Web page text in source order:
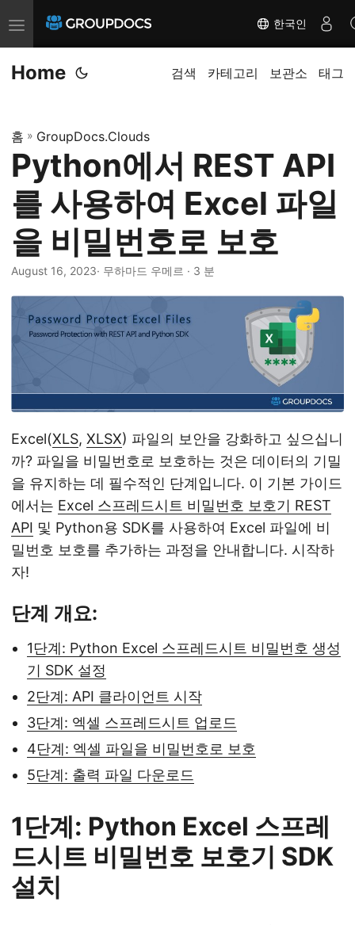
T
o
g
e
n
v
i
g
a
t
한국인
Home 검색 카테고리 보관소 태그
홈 » GroupDocs.Clouds
Python에서 REST API
를 사용하여 Excel 파일
을 비밀번호로 보호
August 16, 2023· 무하마드 우메르 · 3 분
Excel(XLS, XLSX) 파일의 보안을 강화하고 싶으십니
까? 파일을 비밀번호로 보호하는 것은 데이터의 기밀
을 유지하는 데 필수적인 단계입니다. 이 기본 가이드
에서는 Excel 스프레드시트 비밀번호 보호기 REST
API 및 Python용 SDK를 사용하여 Excel 파일에 비
밀번호 보호를 추가하는 과정을 안내합니다. 시작하
자!
단계 개요:
1단계: Python Excel 스프레드시트 비밀번호 생성
기 SDK 설정
2단계: API 클라이언트 시작
3단계: 엑셀 스프레드시트 업로드
4단계: 엑셀 파일을 비밀번호로 보호
5단계: 출력 파일 다운로드
1단계: Python Excel 스프레
드시트 비밀번호 보호기 SDK
설치